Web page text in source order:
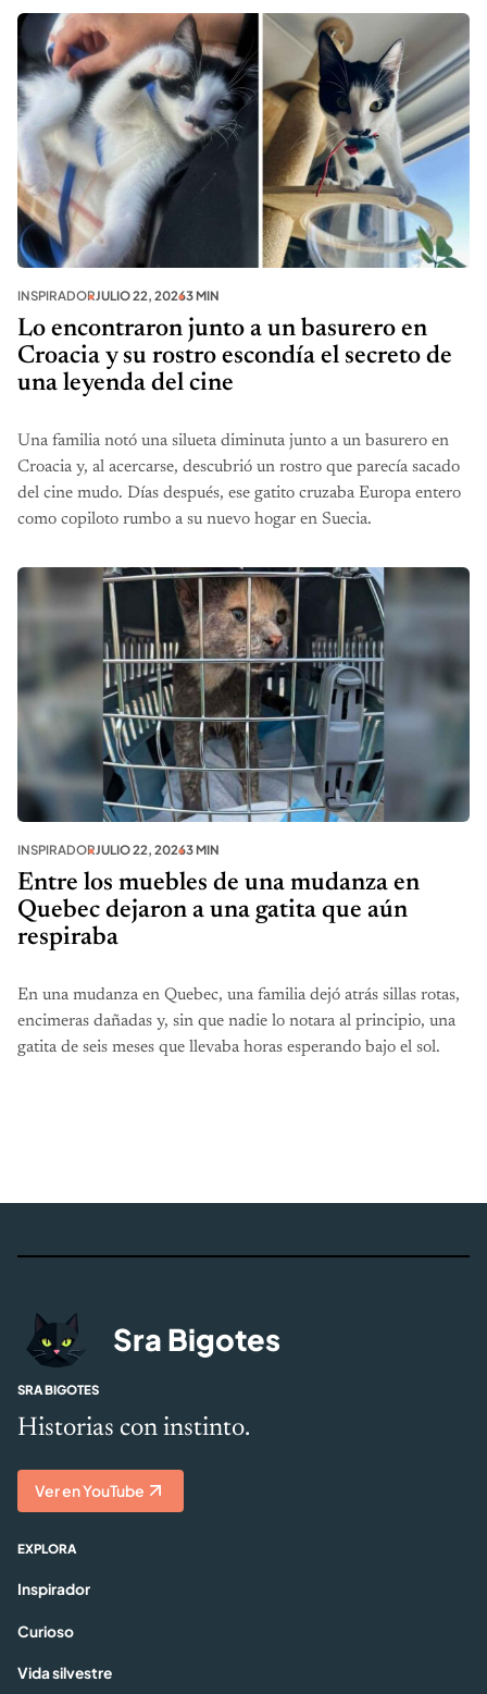
INSPIRADORJULIO 22, 20263 MIN
Lo encontraron junto a un basurero en
Croacia y su rostro escondía el secreto de
una leyenda del cine
Una familia notó una silueta diminuta junto a un basurero en
Croacia y, al acercarse, descubrió un rostro que parecía sacado
del cine mudo. Días después, ese gatito cruzaba Europa entero
como copiloto rumbo a su nuevo hogar en Suecia.
INSPIRADORJULIO 22, 20263 MIN
Entre los muebles de una mudanza en
Quebec dejaron a una gatita que aún
respiraba
En una mudanza en Quebec, una familia dejó atrás sillas rotas,
encimeras dañadas y, sin que nadie lo notara al principio, una
gatita de seis meses que llevaba horas esperando bajo el sol.
Sra Bigotes
SRA BIGOTES
Historias con instinto.
Ver en YouTube
EXPLORA
Inspirador
Curioso
Vida silvestre